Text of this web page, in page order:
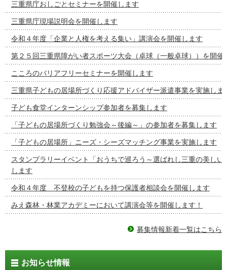
三重県庁おしごとセミナーを開催します
三重県庁現場説明会を開催します
令和４年度「企業と人権を考える集い」講演会を開催します
第２５回三重県障がい者スポーツ大会（卓球（一般卓球））を開催
こころのバリアフリーセミナーを開催します
三重県子どもの居場所づくり応援アドバイザー派遣事業を実施しま
子ども食堂インターンシップ参加者を募集します
「子どもの居場所づくり勉強会～後編～」の参加者を募集します
「子どもの居場所」ニーズ・シーズマッチング事業を実施します
スタンプラリーイベント「おうちで巡ろう～選ばれし三重の美しい
します
令和４年度 不登校の子どもを持つ保護者相談会を開催します
みえ森林・林業アカデミーにおいて講演会等を開催します！
募集情報新着一覧はこちら
お知らせ情報